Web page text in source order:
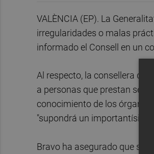
VALÈNCIA (EP). La
irregularidades o malas
informado el Consell en un
Al respecto, la consellera de
a personas que prestan
conocimiento de los
"supondrá un
Bravo ha asegurado que se